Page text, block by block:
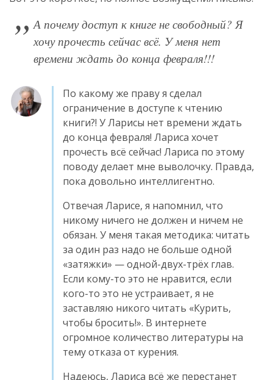
А почему доступ к книге не свободный? Я
хочу прочесть сейчас всё. У меня нет
времени ждать до конца февраля!!!
По какому же праву я сделал
ограничение в доступе к чтению
книги?! У Ларисы нет времени ждать
до конца февраля! Лариса хочет
прочесть всё сейчас! Лариса по этому
поводу делает мне выволочку. Правда,
пока довольно интеллигентно.
Отвечая Ларисе, я напомнил, что
никому ничего не должен и ничем не
обязан. У меня такая методика: читать
за один раз надо не больше одной
«затяжки» — одной-двух-трёх глав.
Если кому-то это не нравится, если
кого-то это не устраивает, я не
заставляю никого читать «Курить,
чтобы бросить!». В интернете
огромное количество литературы на
тему отказа от курения.
Надеюсь, Лариса всё же перестанет